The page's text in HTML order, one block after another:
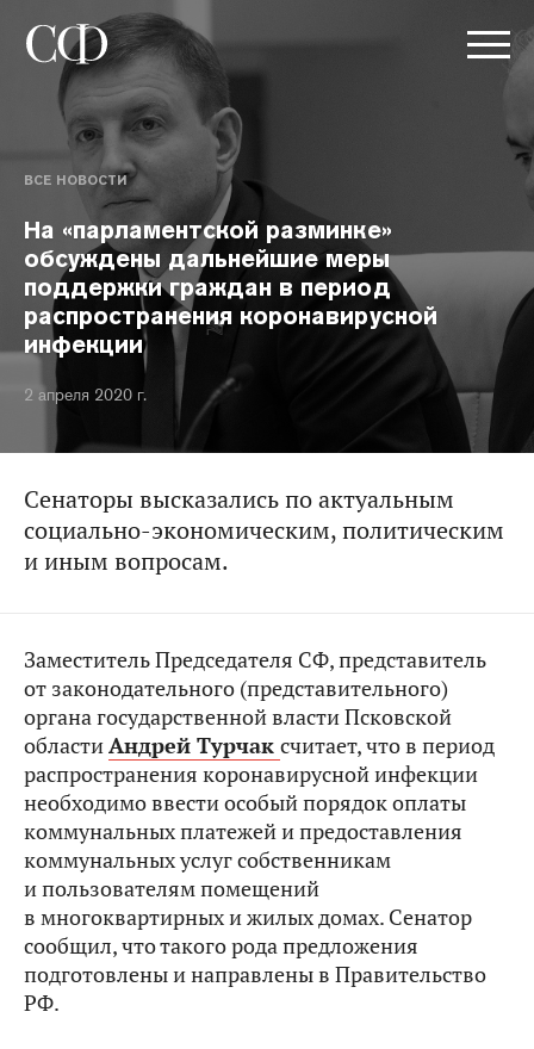
ВСЕ НОВОСТИ
На «парламентской разминке»
обсуждены дальнейшие меры
поддержки граждан в период
распространения коронавирусной
инфекции
2 апреля 2020 г.
Сенаторы высказались по актуальным
социально-экономическим, политическим
и иным вопросам.
Заместитель Председателя СФ, представитель
от законодательного (представительного)
органа государственной власти Псковской
областиАндрей Турчак считает, что в период
распространения коронавирусной инфекции
необходимо ввести особый порядок оплаты
коммунальных платежей и предоставления
коммунальных услуг собственникам
и пользователям помещений
в многоквартирных и жилых домах. Сенатор
сообщил, что такого рода предложения
подготовлены и направлены в Правительство
РФ.